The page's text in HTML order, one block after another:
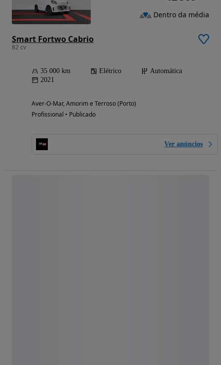
Smart Fortwo Cabrio
82 cv
35 000 km Elétrico
Automática
2021
Aver-O-Mar, Amorim e Terroso (Porto)
Profissional • Publicado
Ver anúncios
Dentro da média